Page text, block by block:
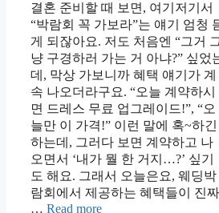
결혼 준비할 때 보면, 여기저기서
“박람회 꼭 가보라”는 얘기 엄청
게 되잖아요. 저도 처음엔 “그거
냥 구경하러 가는 거 아냐?” 싶었
데, 막상 가보니까 혜택 얘기가 계
속 나오더라구요. “오늘 계약하시
면 드레스 무료 업그레이드!”, “오
늘만 이 가격!” 이런 말에 혹~하긴
하는데, 그러다 보면 계약하고 나
오면서 ‘내가 뭘 한 거지…?’ 싶기
도 해요. 그래서 오늘은요, 웨딩박
람회에서 제공하는 혜택들이 진짜
… Read more